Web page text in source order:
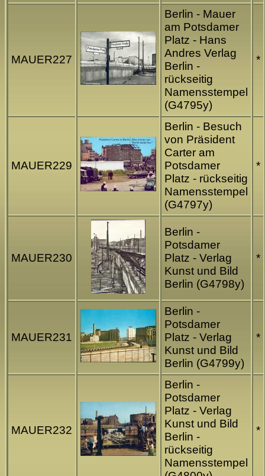
MAUER227
Berlin - Mauer
am Potsdamer
Platz - Hans
Andres Verlag
Berlin -
rückseitig
Namensstempel
(G4795y)
*
MAUER229
Berlin - Besuch
von Präsident
Carter am
Potsdamer
Platz - rückseitig
Namensstempel
(G4797y)
*
MAUER230
Berlin -
Potsdamer
Platz - Verlag
Kunst und Bild
Berlin (G4798y)
*
MAUER231
Berlin -
Potsdamer
Platz - Verlag
Kunst und Bild
Berlin (G4799y)
*
MAUER232
Berlin -
Potsdamer
Platz - Verlag
Kunst und Bild
Berlin -
rückseitig
Namensstempel
*